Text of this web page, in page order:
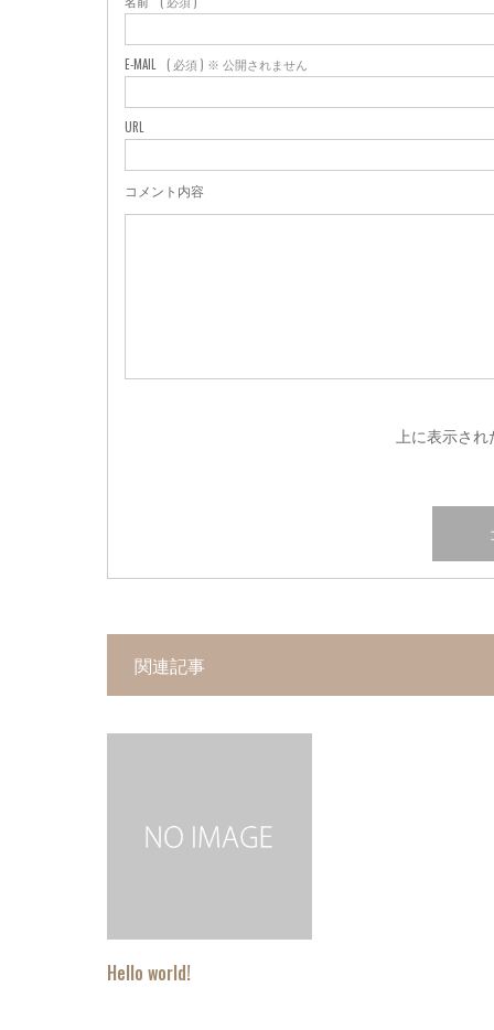
E-MAIL ( 必須 ) ※ 公開されません
URL
コメント内容
上に表示され
関連記事
Hello world!